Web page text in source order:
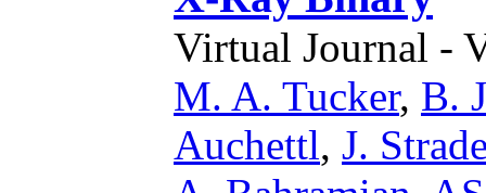
Virtual Journal -
M. A. Tucker, B.
Auchettl, J.